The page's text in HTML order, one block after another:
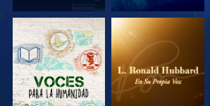
EXPLORA LAS
SERIES
EXPLORA LAS
SERIES